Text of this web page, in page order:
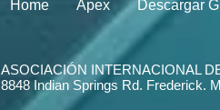
Home Apex Descargar
ASOCIACIÓN INTERNACIONAL
8848 Indian Springs Rd. Frederick.